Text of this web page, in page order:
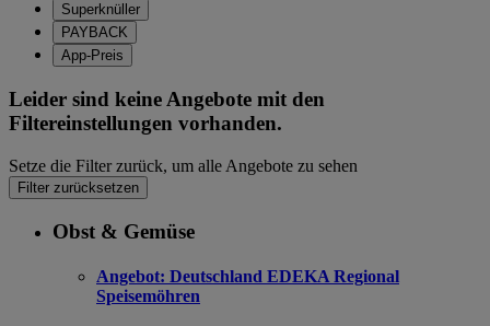
Superknüller
PAYBACK
App-Preis
Leider sind keine Angebote mit den
Filtereinstellungen vorhanden.
Setze die Filter zurück, um alle Angebote zu sehen
Filter zurücksetzen
Obst & Gemüse
Angebot: Deutschland EDEKA Regional
Speisemöhren